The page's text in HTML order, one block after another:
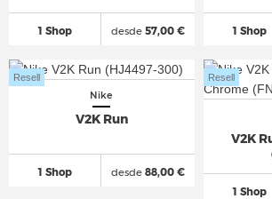
1 Shop desde57,00 € 1 Shop
Nike
V2K Run
1 Shop
Resell
desde88,00 €
V2K
1 Shop
Resell